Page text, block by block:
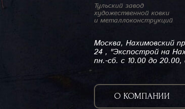
Тульский завод
художественной ковки
и металлоконструкций
Москва, Нахимовский
24 , "Экспострой на
пн.-сб. с 10.00 до 20.00,
О КОМПАНИИ